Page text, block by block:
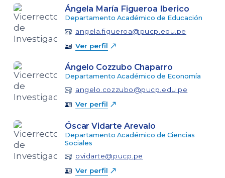
Ángela María Figueroa Iberico
Departamento Académico de Educación
angela.figueroa@pucp.edu.pe
Ver perfil
Ángelo Cozzubo Chaparro
Departamento Académico de Economía
angelo.cozzubo@pucp.edu.pe
Ver perfil
Óscar Vidarte Arevalo
Departamento Académico de Ciencias
Sociales
ovidarte@pucp.pe
Ver perfil